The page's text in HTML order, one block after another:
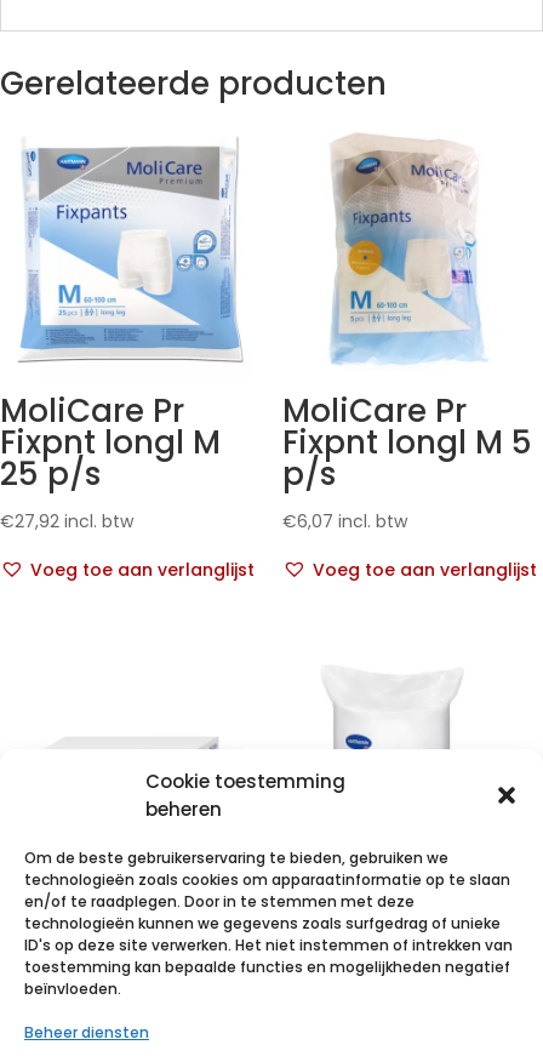
Cookie toestemming
beheren
Om de beste gebruikerservaring te bieden, gebruiken we
technologieën zoals cookies om apparaatinformatie op te slaan
en/of te raadplegen. Door in te stemmen met deze
technologieën kunnen we gegevens zoals surfgedrag of unieke
ID's op deze site verwerken. Het niet instemmen of intrekken van
toestemming kan bepaalde functies en mogelijkheden negatief
beïnvloeden.
Beheer diensten
Gerelateerde producten
MoliCare Pr
Fixpnt longl M
25 p/s
€27,92 incl. btw
Voeg toe aan verlanglijst
MoliCare Pr
Fixpnt longl M 5
p/s
€6,07 incl. btw
Voeg toe aan verlanglijst
VALAPROTECT
basic 80x210cm
4×25 p/s
VALACLEAN roll
/ 175